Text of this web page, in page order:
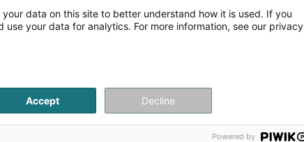
data on this site to better understand how it is used. If you
use your data for analytics. For more information, see our privacy
Accept Decline
Powered by